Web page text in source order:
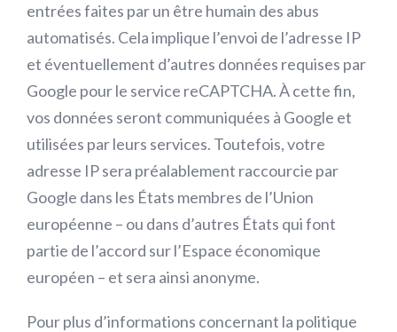
entrées faites par un être humain des abus
automatisés. Cela implique l’envoi de l’adresse IP
et éventuellement d’autres données requises par
Google pour le service reCAPTCHA. À cette fin,
vos données seront communiquées à Google et
utilisées par leurs services. Toutefois, votre
adresse IP sera préalablement raccourcie par
Google dans les États membres de l’Union
européenne – ou dans d’autres États qui font
partie de l’accord sur l’Espace économique
européen – et sera ainsi anonyme.
Pour plus d’informations concernant la politique